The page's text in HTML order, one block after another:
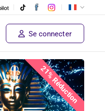
Se connecter
21% Réduction